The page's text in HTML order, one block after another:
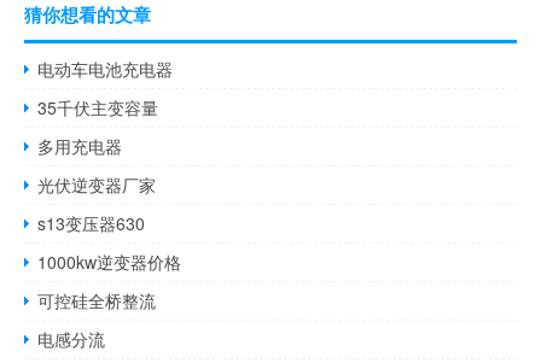
猜你想看的文章
电动车电池充电器
35千伏主变容量
多用充电器
光伏逆变器厂家
s13变压器630
1000kw逆变器价格
可控硅全桥整流
电感分流